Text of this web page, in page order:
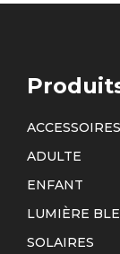
ACCESSOIRES
ADULTE
ENFANT
LUMIÈRE
SOLAIRES